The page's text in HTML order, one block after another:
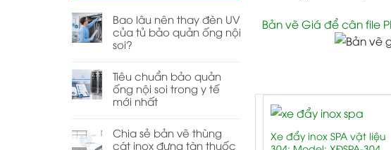
Bao lâu nên thay đèn UV
của tủ bảo quản ống nội
soi?
Tiêu chuẩn bảo quản
ống nội soi trong y tế
mới nhất
Chia sẻ bản vẽ thùng
cát inox đựng tàn thuốc
Bản vẽ Giá để cân file
Xe đẩy inox SPA vật liệu